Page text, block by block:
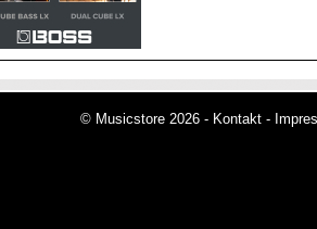
© Musicstore 2026 - Kontakt -